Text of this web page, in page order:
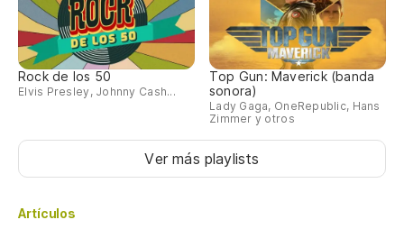
Rock de los 50
Elvis Presley, Johnny Cash...
Top Gun: Maverick (banda
sonora)
Lady Gaga, OneRepublic, Hans
Zimmer y otros
Ver más playlists
Artículos